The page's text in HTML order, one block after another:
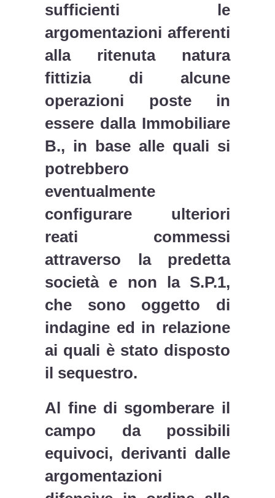
sufficienti le
argomentazioni afferenti
alla ritenuta natura
fittizia di alcune
operazioni poste in
essere dalla Immobiliare
B., in base alle quali si
potrebbero
eventualmente
configurare ulteriori
reati commessi
attraverso la predetta
società e non la S.P.1,
che sono oggetto di
indagine ed in relazione
ai quali è stato disposto
il sequestro.
Al fine di sgomberare il
campo da possibili
equivoci, derivanti dalle
argomentazioni